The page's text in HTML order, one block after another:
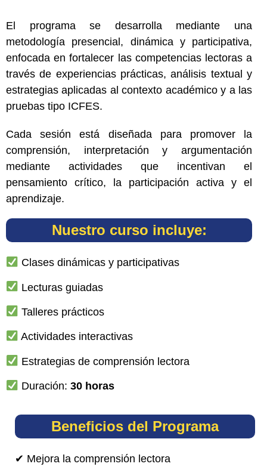
El programa se desarrolla mediante una
metodología presencial, dinámica y participativa,
enfocada en fortalecer las competencias lectoras a
través de experiencias prácticas, análisis textual y
estrategias aplicadas al contexto académico y a las
pruebas tipo ICFES.
Cada sesión está diseñada para promover la
comprensión, interpretación y argumentación
mediante actividades que incentivan el
pensamiento crítico, la participación activa y el
aprendizaje.
Nuestro curso incluye:
Clases dinámicas y participativas
Lecturas guiadas
Talleres prácticos
Actividades interactivas
Estrategias de comprensión lectora
Duración: 30 horas
Beneficios del Programa
✔ Mejora la comprensión lectora